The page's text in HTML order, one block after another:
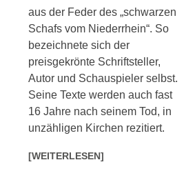
aus der Feder des „schwarzen
Schafs vom Niederrhein“. So
bezeichnete sich der
preisgekrönte Schriftsteller,
Autor und Schauspieler selbst.
Seine Texte werden auch fast
16 Jahre nach seinem Tod, in
unzähligen Kirchen rezitiert.
[WEITERLESEN]